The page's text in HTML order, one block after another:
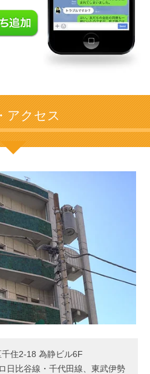
アクセス
住2-18 為静ビル6F
日比谷線・千代田線、東武伊勢